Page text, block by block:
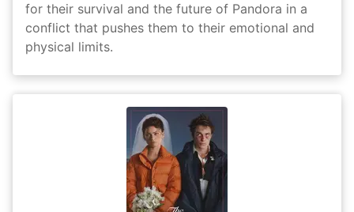
for their survival and the future of Pandora in a
conflict that pushes them to their emotional and
physical limits.